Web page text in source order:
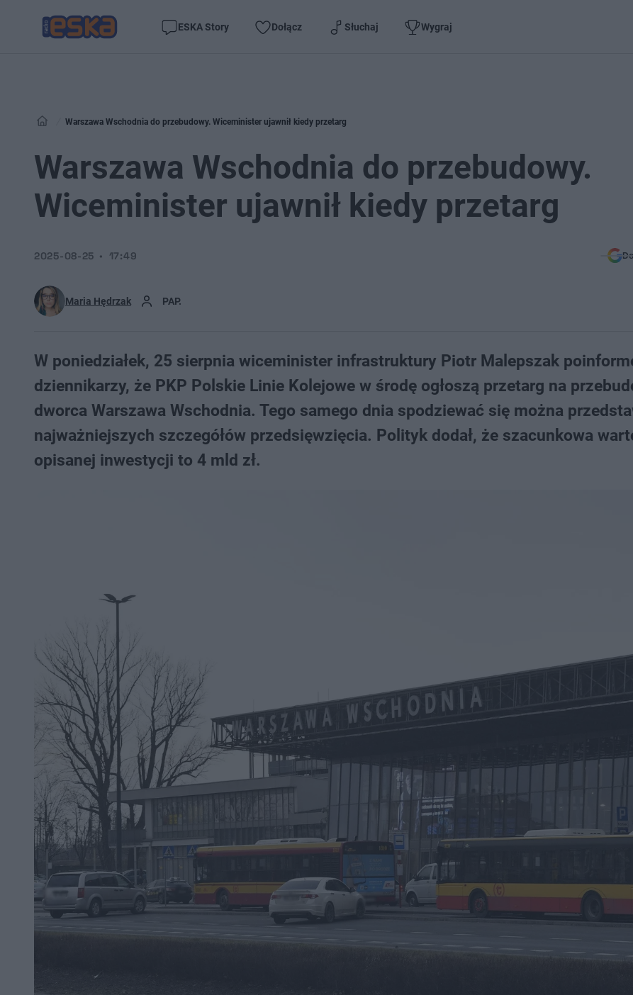
ESKA Story Dołącz Słuchaj Wygraj
Warszawa Wschodnia do przebudowy. Wiceminister ujawnił kiedy przetarg
Warszawa Wschodnia do przebudowy.
Wiceminister ujawnił kiedy przetarg
Maria Hędrzak PAP.
2025-08-25 17:49
W poniedziałek, 25 sierpnia wiceminister infrastruktury Piotr Malepszak
dziennikarzy, że PKP Polskie Linie Kolejowe w środę ogłoszą przetarg na
dworca Warszawa Wschodnia. Tego samego dnia spodziewać się można
najważniejszych szczegółów przedsięwzięcia. Polityk dodał, że szacunkowa
opisanej inwestycji to 4 mld zł.